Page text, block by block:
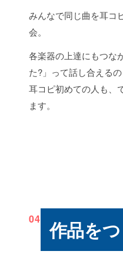
みんなで同じ曲を耳コ
会。
各楽器の上達にもつな
た?」って話し合えるの
耳コピ初めての人も、
ます。
04 作品を